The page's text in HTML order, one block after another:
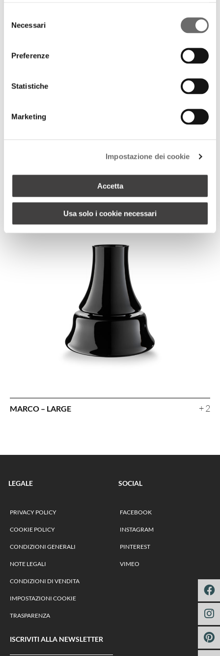
delNecessari
Preferenze
Statistiche
Marketing
Impostazione dei cookie
Accetta
Usa solo i cookie necessari
MARCO – LARGE + 2
LEGALE
PRIVACY POLICY
COOKIE POLICY
CONDIZIONI GENERALI
NOTE LEGALI
CONDIZIONI DI VENDITA
IMPOSTAZIONI COOKIE
TRASPARENZA
SOCIAL
FACEBOOK
INSTAGRAM
PINTEREST
VIMEO
ISCRIVITI ALLA NEWSLETTER